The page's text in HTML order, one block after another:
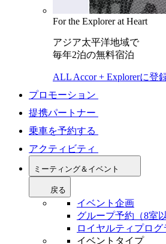
For the Explorer at Heart
アジア太平洋地域で
毎年2泊の無料宿泊
ALL Accor + Explorerに登
プロモーション
提携パートナー
乗車を予約する
アクティビティ
ミーティング＆イベント
戻る
イベント企画
グループ予約（8室以
ロイヤルティプロ
イベントタイプ